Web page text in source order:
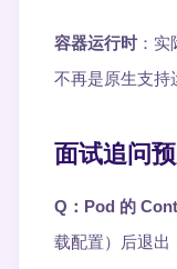
容器运行时：实
不再是原生支持
面试追问
Q：Pod 的
载配置）后退出